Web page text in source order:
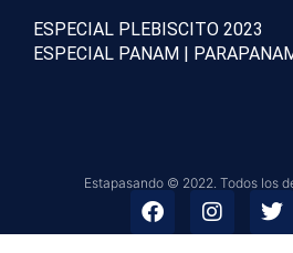
ESPECIAL PLEBISCITO 2023
ESPECIAL PANAM |
Estapasando © 2022. Todos los